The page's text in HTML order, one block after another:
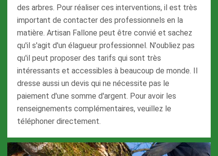
des arbres. Pour réaliser ces interventions, il est très
important de contacter des professionnels en la
matière. Artisan Fallone peut être convié et sachez
qu'il s'agit d'un élagueur professionnel. N'oubliez pas
qu'il peut proposer des tarifs qui sont très
intéressants et accessibles à beaucoup de monde. Il
dresse aussi un devis qui ne nécessite pas le
paiement d'une somme d'argent. Pour avoir les
renseignements complémentaires, veuillez le
téléphoner directement.